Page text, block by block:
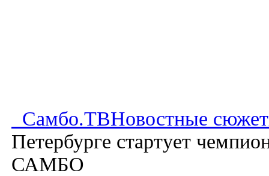
Самбо.ТВНовостные
Петербурге стартует
САМБО